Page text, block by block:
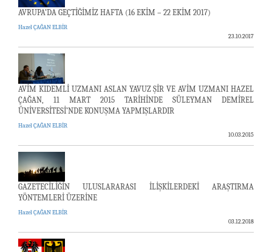
AVRUPA’DA GEÇTİĞİMİZ HAFTA (16 EKİM – 22 EKİM 2017)
Hazel ÇAĞAN ELBİR
23.10.2017
AVİM KIDEMLİ UZMANI ASLAN YAVUZ ŞİR VE AVİM UZMANI HAZEL
ÇAĞAN, 11 MART 2015 TARİHİNDE SÜLEYMAN DEMİREL
ÜNİVERSİTESİ’NDE KONUŞMA YAPMIŞLARDIR
Hazel ÇAĞAN ELBİR
10.03.2015
GAZETECİLİĞİN ULUSLARARASI İLİŞKİLERDEKİ ARAŞTIRMA
YÖNTEMLERİ ÜZERİNE
Hazel ÇAĞAN ELBİR
03.12.2018